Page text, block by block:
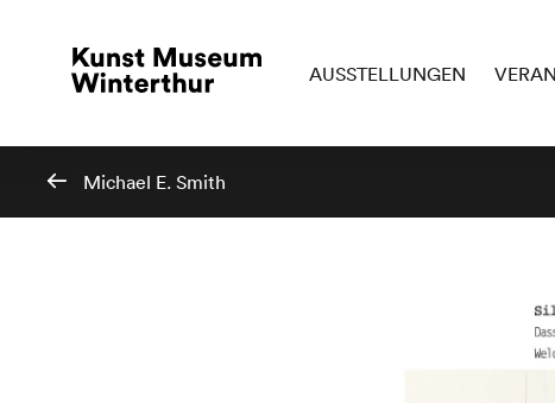
AUSSTELLUNGEN
Michael E. Smith